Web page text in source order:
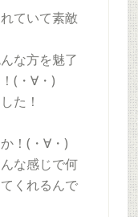
ていて素敵
な方を魅了
(・∀・)
た！
！(・∀・)
な感じで何
くれるんで